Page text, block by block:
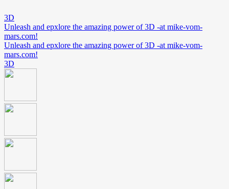
3D
Unleash and epxlore the amazing power of 3D -at mike-vom-
mars.com!
Unleash and epxlore the amazing power of 3D -at mike-vom-
mars.com!
3D